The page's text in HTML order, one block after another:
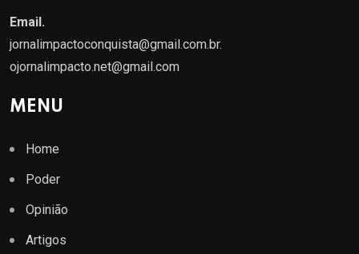
Email.
jornalimpactoconquista@gmail.com.br.
ojornalimpacto.net@gmail.com
MENU
Home
Poder
Opinião
Artigos